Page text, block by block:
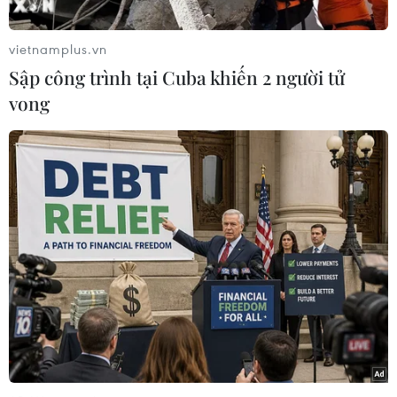
từ thế mạnh sẵn có lên nấc thang giá
trị cao
07/08/2026 11:51
Từ ngày 1/10/2026, ông Tsoi Tak Lun,
Leo sẽ làm CEO của 2 công ty Hang
Lung Group và Hang Lung
Properties
07/08/2026 11:02
Hà Tĩnh chấp thuận chủ trương đầu
tư loạt dự án điện gió trên 7.800 tỷ
đồng
07/08/2026 10:33
vietnamplus.vn
Sập công trình tại Cuba khiến 2 người tử
vong